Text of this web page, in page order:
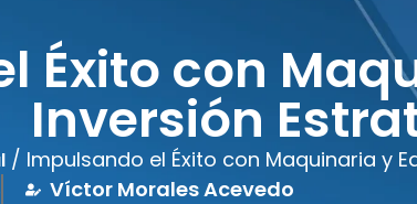
Éxito con
Inversión
/ Impulsando el Éxito con Maquinaria y
Víctor Morales Acevedo